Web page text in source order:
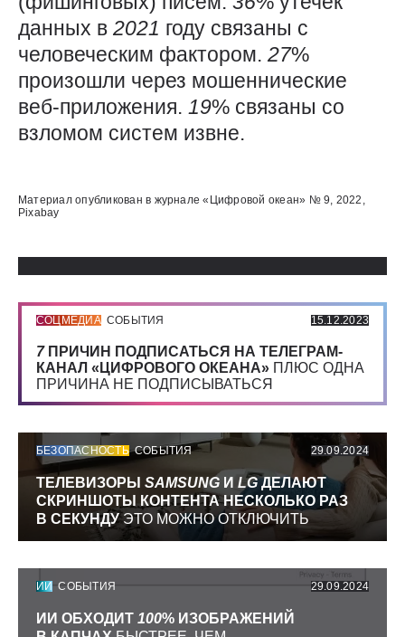
данных в 2021 году связаны с
человеческим фактором. 27%
произошли через мошеннические
веб-приложения. 19% связаны со
взломом систем извне.
Использованные источники:
Материал опубликован в журнале «Цифровой океан» № 9, 2022,
Pixabay
СОЦМЕДИА СОБЫТИЯ 15.12.2023
7 ПРИЧИН ПОДПИСАТЬСЯ НА ТЕЛЕГРАМ-
КАНАЛ «ЦИФРОВОГО ОКЕАНА» ПЛЮС ОДНА
ПРИЧИНА НЕ ПОДПИСЫВАТЬСЯ
БЕЗОПАСНОСТЬ СОБЫТИЯ 29.09.2024
ТЕЛЕВИЗОРЫ SAMSUNG И LGДЕЛАЮТ
СКРИНШОТЫ КОНТЕНТА НЕСКОЛЬКО РАЗ
В СЕКУНДУЭТО МОЖНО ОТКЛЮЧИТЬ
ИИ СОБЫТИЯ 29.09.2024
ИИ ОБХОДИТ 100% ИЗОБРАЖЕНИЙ